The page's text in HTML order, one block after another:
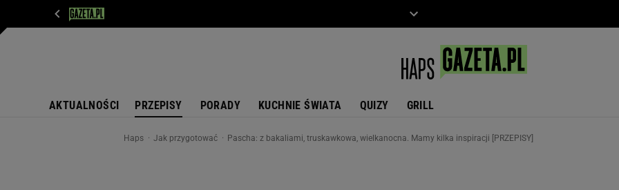
AKTUALNOŚCI PRZEPISY PORADY KUCHNIE ŚWIATA QUIZY GRILL
Haps Jak przygotować Pascha: z bakaliami, truskawkowa, wielkanocna. Mamy kilka inspiracji [PRZEPISY]